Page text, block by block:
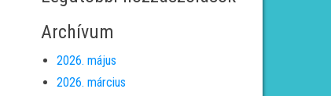
Archívum
2026. május
2026. március